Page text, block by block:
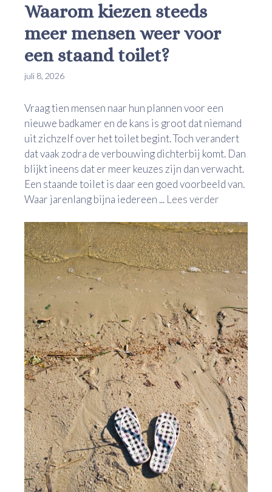
Waarom kiezen steeds
meer mensen weer voor
een staand toilet?
juli 8, 2026
Vraag tien mensen naar hun plannen voor een
nieuwe badkamer en de kans is groot dat niemand
uit zichzelf over het toilet begint. Toch verandert
dat vaak zodra de verbouwing dichterbij komt. Dan
blijkt ineens dat er meer keuzes zijn dan verwacht.
Een staande toilet is daar een goed voorbeeld van.
Waar jarenlang bijna iedereen ... Lees verder